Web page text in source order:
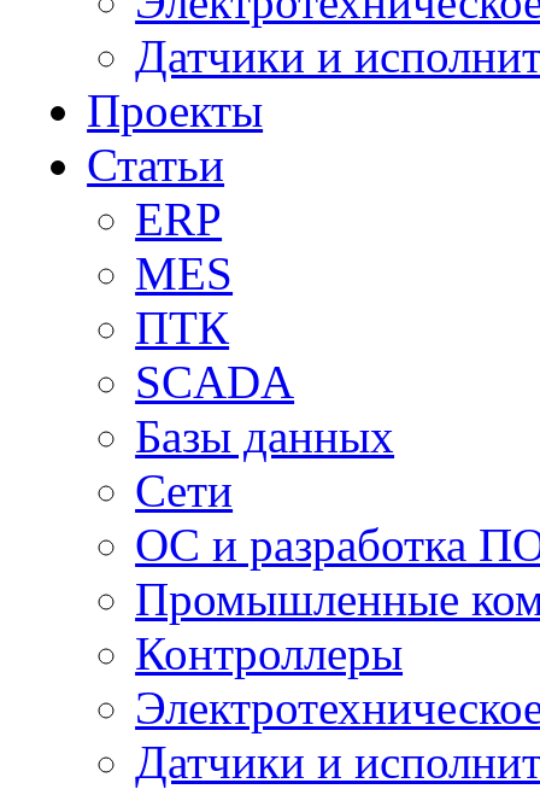
Датчики и
Проекты
Статьи
ERP
MES
ПТК
SCADA
Базы данных
Сети
ОС и разработка
Промышленные
Контроллеры
Датчики и